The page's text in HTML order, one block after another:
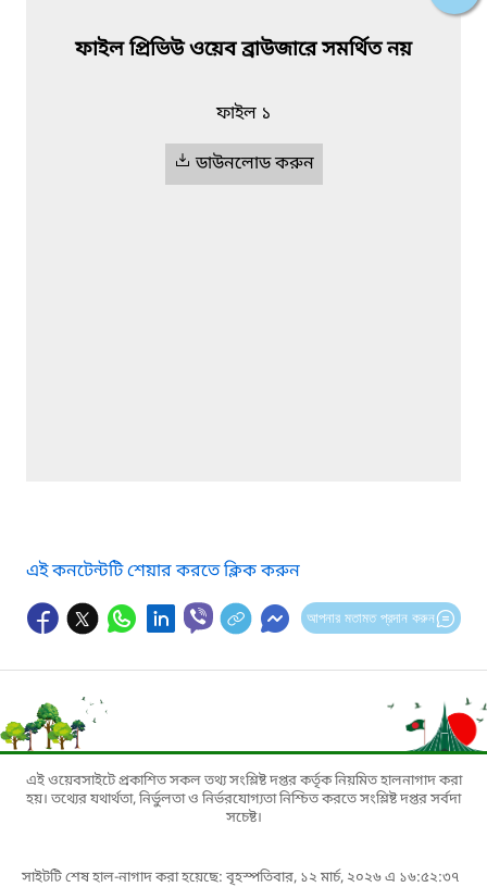
ফাইল প্রিভিউ ওয়েব ব্রাউজারে সমর্থিত নয়
ফাইল ১
ডাউনলোড করুন
এই কনটেন্টটি শেয়ার করতে ক্লিক করুন
আপনার মতামত প্রদান করুন
এই ওয়েবসাইটে প্রকাশিত সকল তথ্য সংশ্লিষ্ট দপ্তর কর্তৃক নিয়মিত হালনাগাদ করা
হয়। তথ্যের যথার্থতা, নির্ভুলতা ও নির্ভরযোগ্যতা নিশ্চিত করতে সংশ্লিষ্ট দপ্তর সর্বদা
সচেষ্ট।
সাইটটি শেষ হাল-নাগাদ করা হয়েছে: বৃহস্পতিবার, ১২ মার্চ, ২০২৬ এ ১৬:৫২:৩৭